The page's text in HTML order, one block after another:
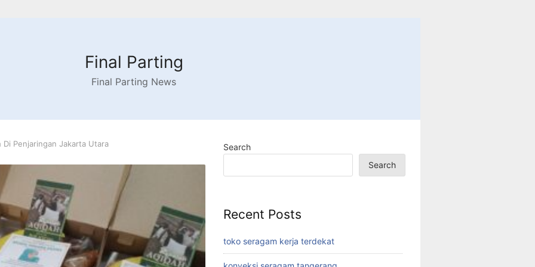
Final Parting
Final Parting News
Di Penjaringan Jakarta Utara
Search
Search
Recent Posts
toko seragam kerja terdekat